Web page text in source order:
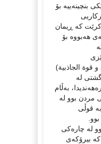
بنچینه‌ییه‌ بۆ
که‌ ڕیمان
هه‌بووه‌ بۆ
قوة الجاذبیة)
له‌
به‌ڵام
مردن بوو له‌
به‌ قوڵی
له‌ چاره‌کی
بیرۆکه‌ی